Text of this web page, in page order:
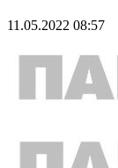
11.05.2022 08:57